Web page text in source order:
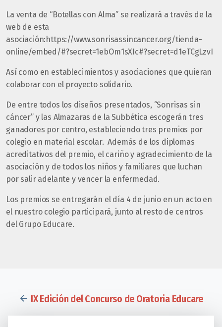
La venta de “Botellas con Alma” se realizará a través de la
web de esta
asociación:https://www.sonrisassincancer.org/tienda-
online/embed/#?secret=1ebOm1sXIc#?secret=d1eTCgLzvI
Así como en establecimientos y asociaciones que quieran
colaborar con el proyecto solidario.
De entre todos los diseños presentados, “Sonrisas sin
cáncer” y las Almazaras de la Subbética escogerán tres
ganadores por centro, estableciendo tres premios por
colegio en material escolar. Además de los diplomas
acreditativos del premio, el cariño y agradecimiento de la
asociación y de todos los niños y familiares que luchan
por salir adelante y vencer la enfermedad.
Los premios se entregarán el día 4 de junio en un acto en
el nuestro colegio participará, junto al resto de centros
del Grupo Educare.
IX Edición del Concurso de Oratoria Educare